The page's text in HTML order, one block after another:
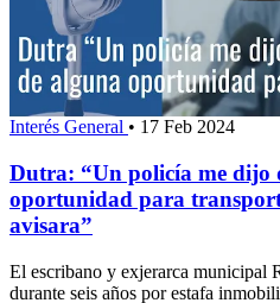
Interés General • 17 Feb 2024
Dutra: “Un policía me dijo
oportunidad para
avisara”
El escribano y exjerarca municipal
durante seis años por estafa